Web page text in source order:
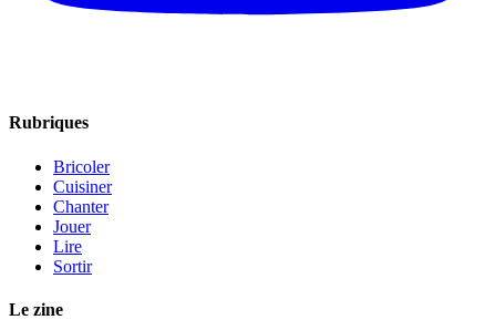
Rubriques
Bricoler
Cuisiner
Chanter
Jouer
Lire
Sortir
Le zine